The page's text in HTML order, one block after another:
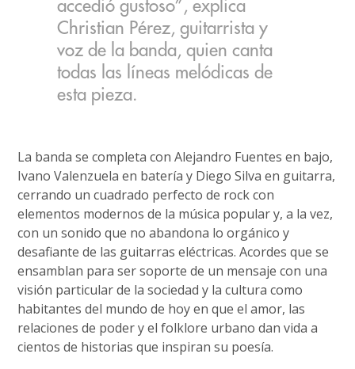
accedió gustoso”, explica
Christian Pérez, guitarrista y
voz de la banda, quien canta
todas las líneas melódicas de
esta pieza.
La banda se completa con Alejandro Fuentes en bajo,
Ivano Valenzuela en batería y Diego Silva en guitarra,
cerrando un cuadrado perfecto de rock con
elementos modernos de la música popular y, a la vez,
con un sonido que no abandona lo orgánico y
desafiante de las guitarras eléctricas. Acordes que se
ensamblan para ser soporte de un mensaje con una
visión particular de la sociedad y la cultura como
habitantes del mundo de hoy en que el amor, las
relaciones de poder y el folklore urbano dan vida a
cientos de historias que inspiran su poesía.